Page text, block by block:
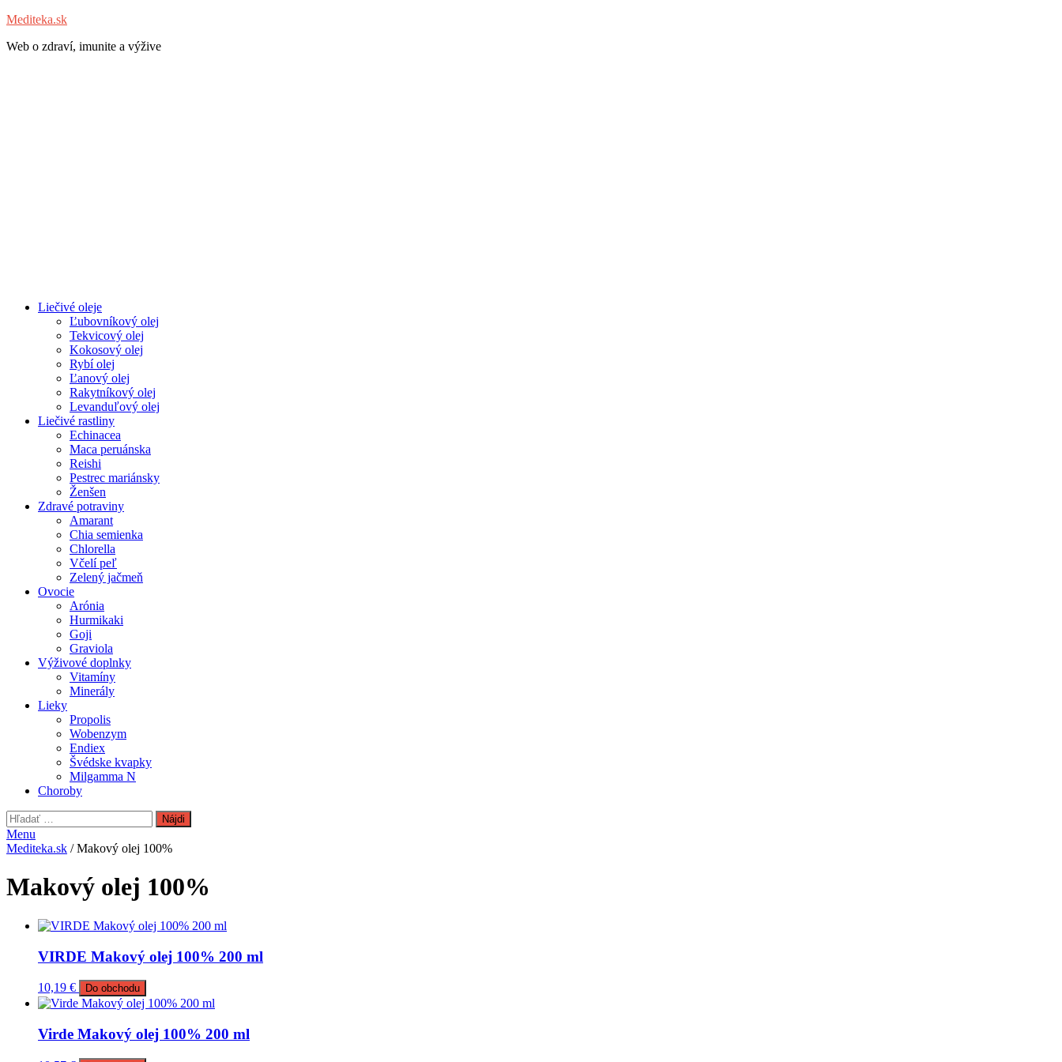
Mediteka.sk
Web o zdraví, imunite a výžive
Liečivé oleje
Ľubovníkový olej
Tekvicový olej
Kokosový olej
Rybí olej
Ľanový olej
Rakytníkový olej
Levanduľový olej
Liečivé rastliny
Echinacea
Maca peruánska
Reishi
Pestrec mariánsky
Ženšen
Zdravé potraviny
Amarant
Chia semienka
Chlorella
Včelí peľ
Zelený jačmeň
Ovocie
Arónia
Hurmikaki
Goji
Graviola
Výživové doplnky
Vitamíny
Minerály
Lieky
Propolis
Wobenzym
Endiex
Švédske kvapky
Milgamma N
Choroby
Hľadať:
Menu
Mediteka.sk / Makový olej 100%
Makový olej 100%
VIRDE Makový olej 100% 200 ml
10,19 € Do obchodu
Virde Makový olej 100% 200 ml